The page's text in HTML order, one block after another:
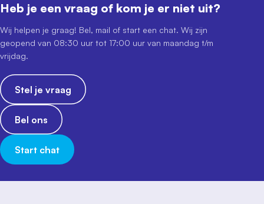
Heb je een vraag of kom je er niet uit?
Wij helpen je graag! Bel, mail of start een chat. Wij zijn
geopend van 08:30 uur tot 17:00 uur van maandag t/m
vrijdag.
Stel je vraag
Bel ons
Start chat